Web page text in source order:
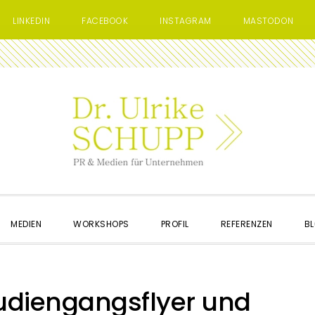
LINKEDIN FACEBOOK INSTAGRAM MASTODON
MEDIEN WORKSHOPS PROFIL REFERENZEN
und